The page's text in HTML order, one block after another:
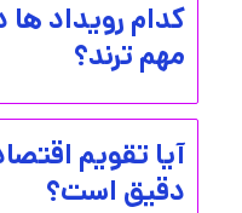
کدام رویداد
مهم ترند؟
آیا تقویم
دقیق است؟